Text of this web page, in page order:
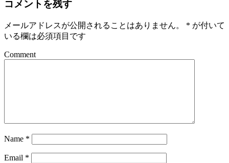
コメントを残す
メールアドレスが公開されることはありません。 * が付いて
いる欄は必須項目です
Comment
Name *
Email *